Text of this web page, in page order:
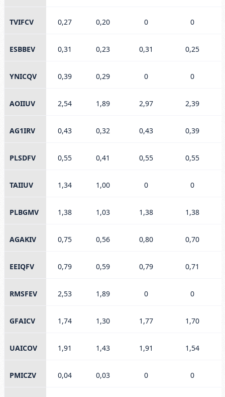
TVIFCV 0,27 0,20 0 0
ESBBEV 0,31 0,23 0,31 0,25
YNICQV 0,39 0,29 0 0
AOIIUV 2,54 1,89 2,97 2,39
AG1IRV 0,43 0,32 0,43 0,39
PLSDFV 0,55 0,41 0,55 0,55
TAIIUV 1,34 1,00 0 0
PLBGMV 1,38 1,03 1,38 1,38
AGAKIV 0,75 0,56 0,80 0,70
EEIQFV 0,79 0,59 0,79 0,71
RMSFEV 2,53 1,89 0 0
GFAICV 1,74 1,30 1,77 1,70
UAICOV 1,91 1,43 1,91 1,54
PMICZV 0,04 0,03 0 0